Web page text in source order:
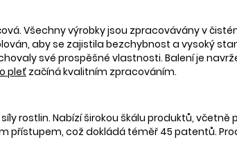
Všechny výrobky jsou zpracovávány v
aby se zajistila bezchybnost a vysoký
své prospěšné vlastnosti. Balení je
pleťzačíná kvalitním zpracováním.
rostlin. Nabízí širokou škálu produktů, včetně
přístupem, což dokládá téměř 45 patentů.